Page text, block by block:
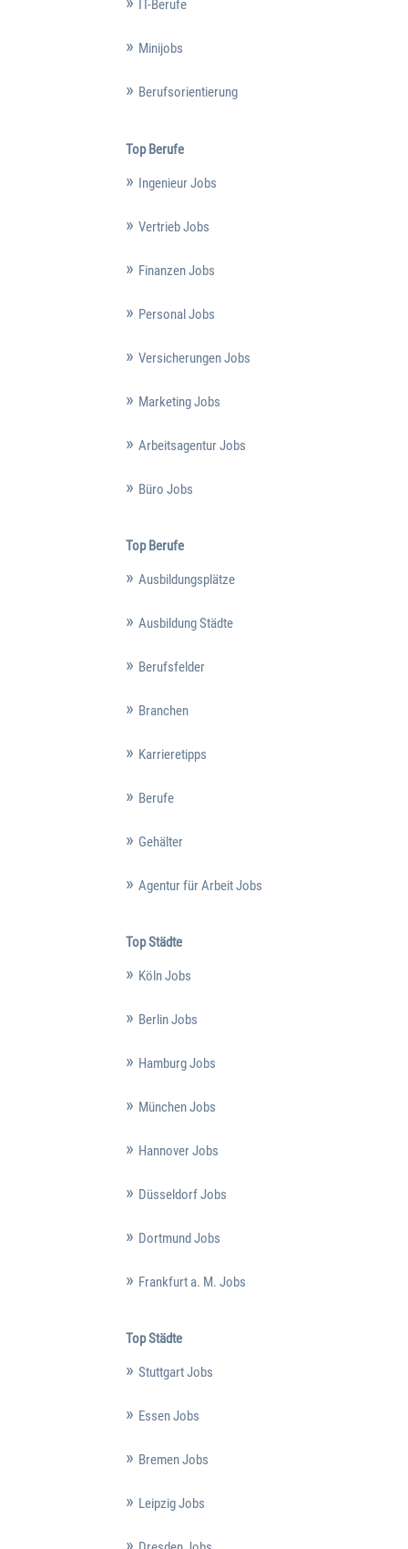
IT-Berufe
Minijobs
Berufsorientierung
Top Berufe
Ingenieur Jobs
Vertrieb Jobs
Finanzen Jobs
Personal Jobs
Versicherungen Jobs
Marketing Jobs
Arbeitsagentur Jobs
Büro Jobs
Top Berufe
Ausbildungsplätze
Ausbildung Städte
Berufsfelder
Branchen
Karrieretipps
Berufe
Gehälter
Agentur für Arbeit Jobs
Top Städte
Köln Jobs
Berlin Jobs
Hamburg Jobs
München Jobs
Hannover Jobs
Düsseldorf Jobs
Dortmund Jobs
Frankfurt a. M. Jobs
Top Städte
Stuttgart Jobs
Essen Jobs
Bremen Jobs
Leipzig Jobs